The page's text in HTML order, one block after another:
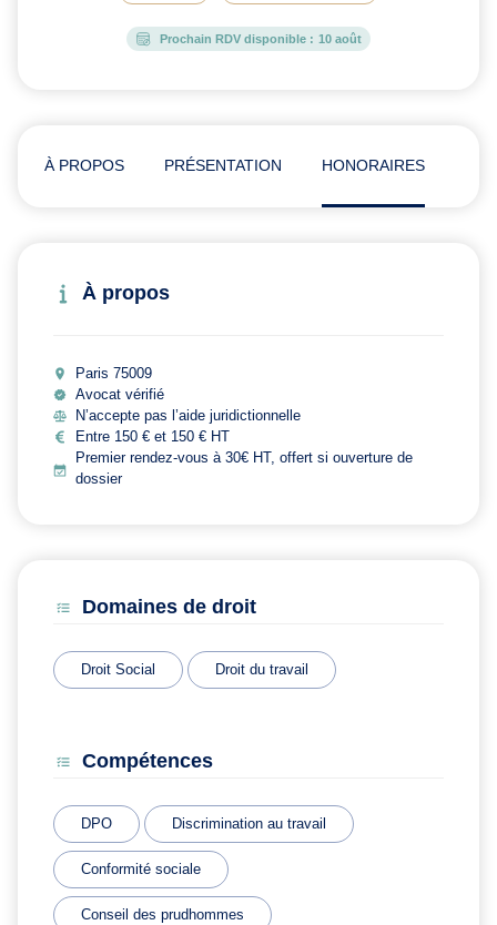
Prochain RDV disponible : 10 août
À PROPOS PRÉSENTATION HONORAIRES
À propos
Paris 75009
Avocat vérifié
N’accepte pas l’aide juridictionnelle
Entre 150 € et 150 € HT
Premier rendez-vous à 30€ HT, offert si ouverture de
dossier
Domaines de droit
Droit Social Droit du travail
Compétences
DPO Discrimination au travail
Conformité sociale
Conseil des prudhommes